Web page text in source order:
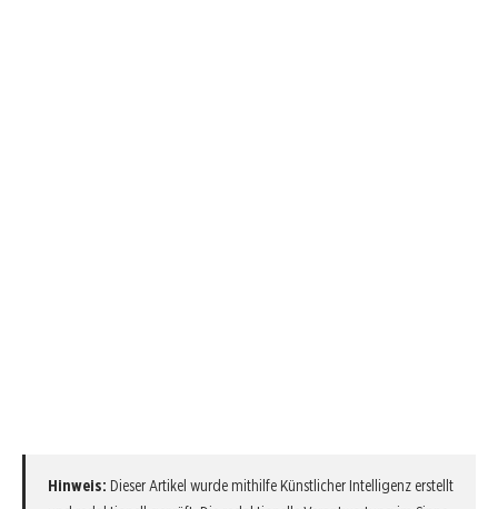
Hinweis: Dieser Artikel wurde mithilfe Künstlicher Intelligenz erstellt